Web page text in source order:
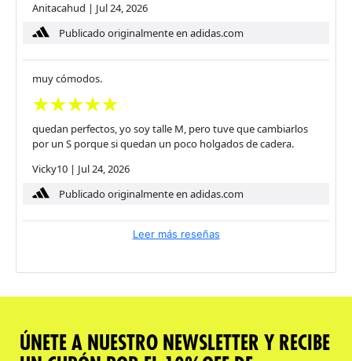
Anitacahud | Jul 24, 2026
Publicado originalmente en adidas.com
muy cómodos.
quedan perfectos, yo soy talle M, pero tuve que cambiarlos
por un S porque si quedan un poco holgados de cadera.
Vicky10 | Jul 24, 2026
Publicado originalmente en adidas.com
Leer más reseñas
ÚNETE A NUESTRO NEWSLETTER Y RECIBE